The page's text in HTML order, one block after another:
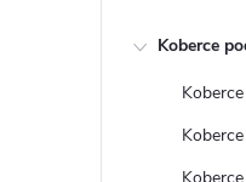
Koberce